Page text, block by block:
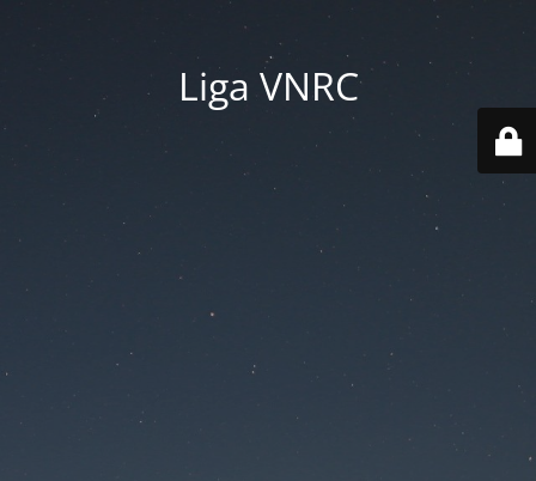
Liga VNRC